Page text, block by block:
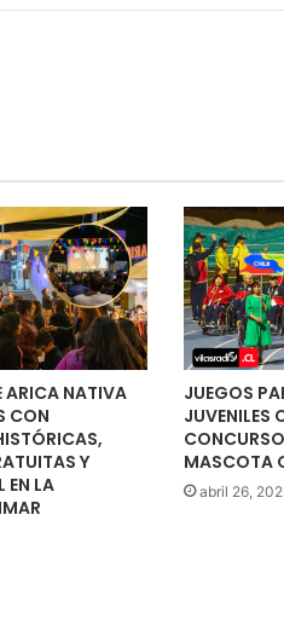
ARICA NATIVA
CON
Y
EN LA
JUEGOS
JUVENILES
MASCOTA
abril 26,